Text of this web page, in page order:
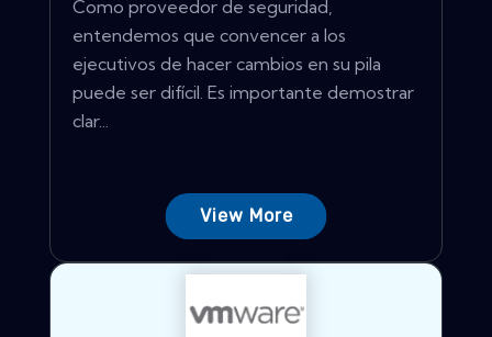
Como proveedor de seguridad,
entendemos que convencer a los
ejecutivos de hacer cambios en su pila
puede ser difícil. Es importante demostrar
clar...
View More